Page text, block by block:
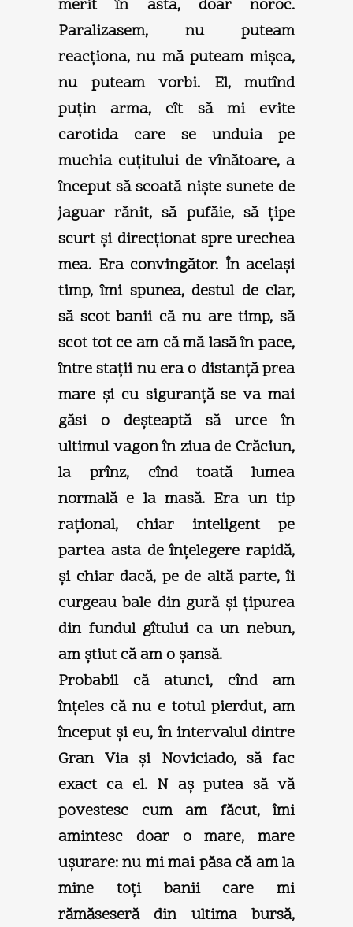
merit în asta, doar noroc.
Paralizasem, nu puteam
reacţiona, nu mă puteam mişca,
nu puteam vorbi. El, mutînd
puţin arma, cît să mi evite
carotida care se unduia pe
muchia cuţitului de vînătoare, a
început să scoată nişte sunete de
jaguar rănit, să pufăie, să ţipe
scurt şi direcţionat spre urechea
mea. Era convingător. În acelaşi
timp, îmi spunea, destul de clar,
să scot banii că nu are timp, să
scot tot ce am că mă lasă în pace,
între staţii nu era o distanţă prea
mare şi cu siguranţă se va mai
găsi o deşteaptă să urce în
ultimul vagon în ziua de Crăciun,
la prînz, cînd toată lumea
normală e la masă. Era un tip
raţional, chiar inteligent pe
partea asta de înţelegere rapidă,
şi chiar dacă, pe de altă parte, îi
curgeau bale din gură şi ţipurea
din fundul gîtului ca un nebun,
am ştiut că am o şansă.
Probabil că atunci, cînd am
înţeles că nu e totul pierdut, am
început şi eu, în intervalul dintre
Gran Via şi Noviciado, să fac
exact ca el. N aş putea să vă
povestesc cum am făcut, îmi
amintesc doar o mare, mare
uşurare: nu mi mai păsa că am la
mine toţi banii care mi
rămăseseră din ultima bursă,